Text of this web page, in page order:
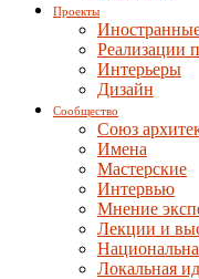
Проекты
Реализации
Интерьеры
Дизайн
Сообщество
Союз
Имена
Мастерские
Интервью
Мнение
Лекции и
Локальная